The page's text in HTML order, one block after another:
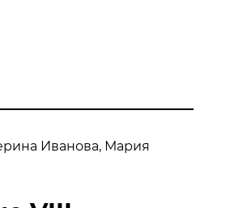
Иванова, Мария